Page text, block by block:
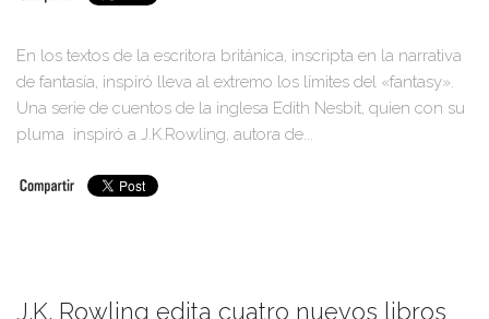
En los textos de la escritora británica, inscripta en la narrativa
de fantasía, inspiró lleva al extremo los límites del «fantasy».
Una serie de cuentos de la inglesa Edith Nesbit, quien con su
pluma inspiró a J.K.Rowling, autora de...
J.K. Rowling edita cuatro nuevos libros